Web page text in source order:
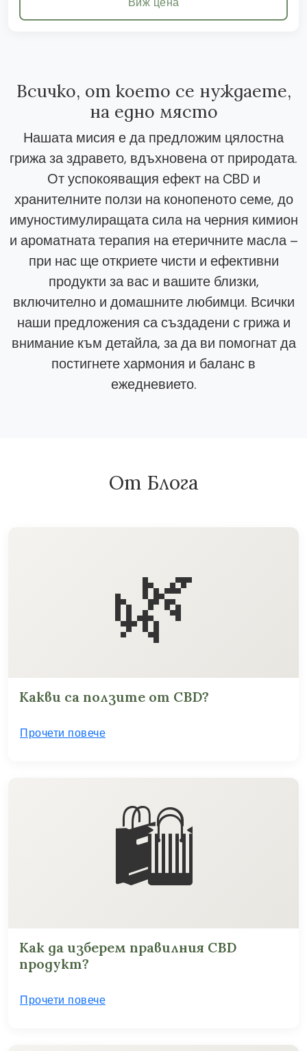
Всичко, от което се нуждаете,
на едно място
Нашата мисия е да предложим цялостна
грижа за здравето, вдъхновена от природата.
От успокояващия ефект на CBD и
хранителните ползи на конопеното семе, до
имуностимулиращата сила на черния кимион
и ароматната терапия на етеричните масла –
при нас ще откриете чисти и ефективни
продукти за вас и вашите близки,
включително и домашните любимци. Всички
наши предложения са създадени с грижа и
внимание към детайла, за да ви помогнат да
постигнете хармония и баланс в
ежедневието.
От Блога
🌿
Какви са ползите от CBD?
Прочети повече
🛍️
Как да изберем правилния CBD
продукт?
Прочети повече